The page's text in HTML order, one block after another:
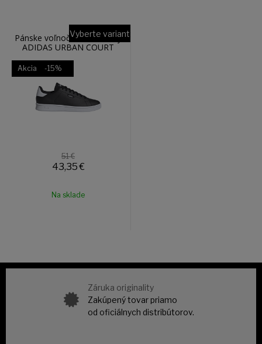
Pánske voľnočasové tenisky
ADIDAS URBAN COURT
Akcia -15%
51 €
43,35€
Vyberte variant
Na sklade
Záruka originality
Zakúpený tovar priamo
od oficiálnych distribútorov.